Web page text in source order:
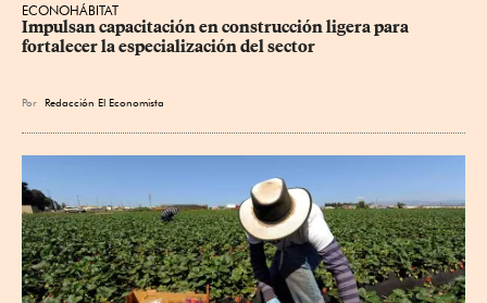
ECONOHÁBITAT
Impulsan capacitación en construcción ligera para
fortalecer la especialización del sector
Por Redacción El Economista